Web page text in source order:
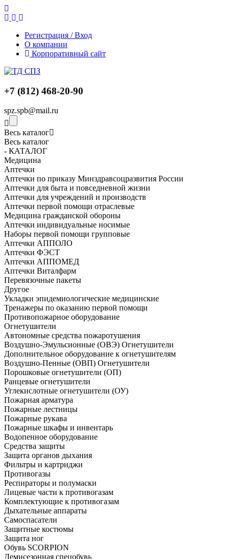
Регистрация / Вход
О компании
Корпоративный сайт
+7 (812) 468-20-90
spz.spb@mail.ru
Весь каталог
Весь каталог
- КАТАЛОГ
Медицина
Аптечки
Аптечки по приказу Минздравсоцразвития России
Аптечки для быта и повседневной жизни
Аптечки для учреждений и производств
Аптечки первой помощи отраслевые
Медицина гражданской обороны
Аптечки индивидуальные носимые
Наборы первой помощи групповые
Аптечки АППОЛО
Аптечки ФЭСТ
Аптечки АППОМЕД
Аптечки Виталфарм
Перевязочные пакеты
Другое
Укладки эпидемиологические медицинские
Тренажеры по оказанию первой помощи
Противопожарное оборудование
Огнетушители
Автономные средства пожаротушения
Воздушно-Эмульсионные (ОВЭ) Огнетушители
Дополнительное оборудование к огнетушителям
Воздушно-Пенные (ОВП) Огнетушители
Порошковые огнетушители (ОП)
Ранцевые огнетушители
Углекислотные огнетушители (ОУ)
Пожарная арматура
Пожарные лестницы
Пожарные рукава
Пожарные шкафы и инвентарь
Водопенное оборудование
Средства защиты
Защита органов дыхания
Фильтры и картриджи
Противогазы
Респираторы и полумаски
Лицевые части к противогазам
Комплектующие к противогазам
Дыхательные аппараты
Самоспасатели
Защитные костюмы
Защита ног
Обувь SCORPION
Демисезонная спецобувь